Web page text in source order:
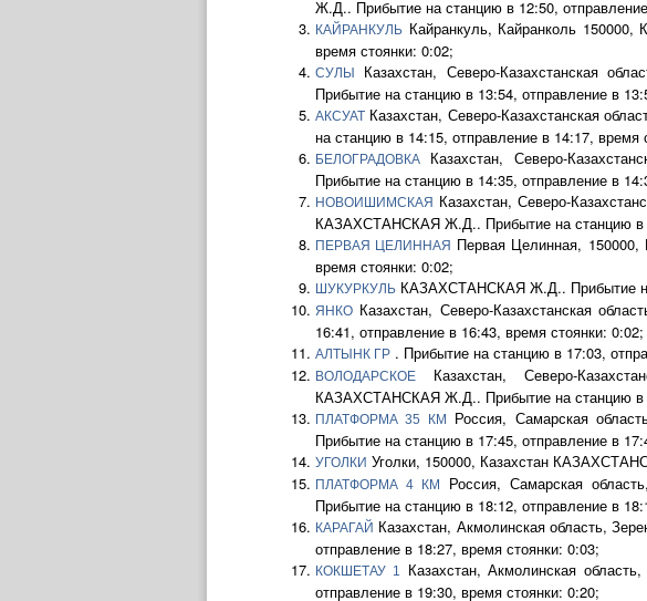
Ж.Д.. Прибытие на станцию в 12:50,
КАЙРАНКУЛЬ Кайранкуль, Кайранколь
время стоянки: 0:02;
СУЛЫ
Казахстан, Северо-Казахстанская
Прибытие на станцию в 13:54, отправление в
АКСУАТ Казахстан, Северо-Казахстанская
на станцию в 14:15, отправление в 14:17, время
БЕЛОГРАДОВКА
Казахстан, Северо-
Прибытие на станцию в 14:35, отправление в
НОВОИШИМСКАЯ Казахстан, Северо-
КАЗАХСТАНСКАЯ Ж.Д.. Прибытие на станцию в
ПЕРВАЯ ЦЕЛИННАЯ Первая Целинная,
время стоянки: 0:02;
ШУКУРКУЛЬ КАЗАХСТАНСКАЯ Ж.Д.. Прибытие на
ЯНКО Казахстан, Северо-Казахстанская
16:41, отправление в 16:43, время стоянки: 0:02;
АЛТЫНК ГР . Прибытие на станцию в 17:03,
ВОЛОДАРСКОЕ
Казахстан, Северо-
КАЗАХСТАНСКАЯ Ж.Д.. Прибытие на станцию в
ПЛАТФОРМА 35 КМ
Россия, Самарская
Прибытие на станцию в 17:45, отправление в
УГОЛКИ Уголки, 150000, Казахстан
ПЛАТФОРМА 4 КМ
Россия, Самарская
Прибытие на станцию в 18:12, отправление в
КАРАГАЙ Казахстан, Акмолинская область,
отправление в 18:27, время стоянки: 0:03;
КОКШЕТАУ 1
Казахстан, Акмолинская
отправление в 19:30, время стоянки: 0:20;